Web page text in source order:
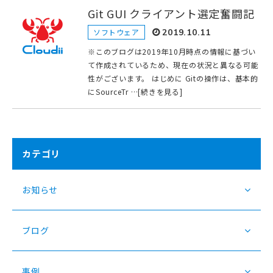
Git GUI クライアント選定奮闘記
ソフトウェア 2019.10.11
※このブログは2019年10月時点の情報に基づい
て作成されているため、現在の状況と異なる可能
性がございます。 はじめに Gitの操作は、基本的
にSourceTr …[続きを見る]
カテゴリ
お知らせ
ブログ